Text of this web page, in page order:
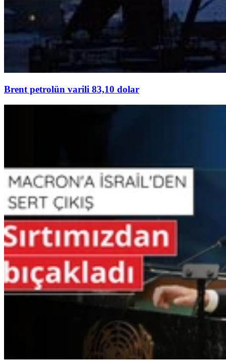
Brent petrolün varili 83,10 dolar